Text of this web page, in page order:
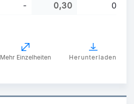
- 0,30 0
Mehr Einzelheiten Herunterladen